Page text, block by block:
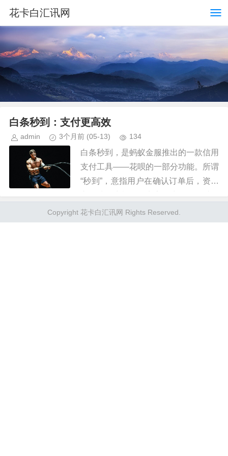
花卡白汇讯网
白条秒到：支付更高效
admin 3个月前 (05-13) 134
白条秒到，是蚂蚁金服推出的一款信用
支付工具——花呗的一部分功能。所谓
“秒到”，意指用户在确认订单后，资金
几乎不需要等待，达到即时结算的效
果。这一特性打破了传统支付模式...
Copyright 花卡白汇讯网 Rights Reserved.